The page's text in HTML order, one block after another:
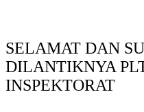
SELAMAT DAN
DILANTIKNYA
INSPEKTORAT